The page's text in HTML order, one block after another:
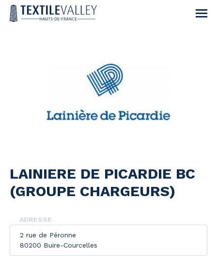
LAINIERE DE PICARDIE BC
(GROUPE CHARGEURS)
ADRESSE
2 rue de Péronne
80200 Buire-Courcelles